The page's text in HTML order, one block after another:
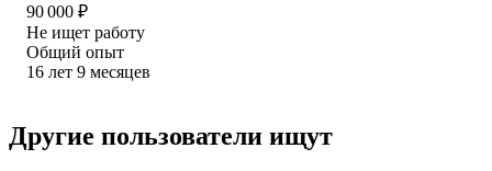
90 000 ₽
Не ищет работу
Общий опыт
16 лет 9 месяцев
Другие пользователи ищут